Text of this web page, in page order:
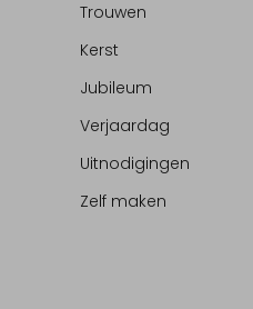
Trouwen
Kerst
Jubileum
Verjaardag
Uitnodigingen
Zelf maken